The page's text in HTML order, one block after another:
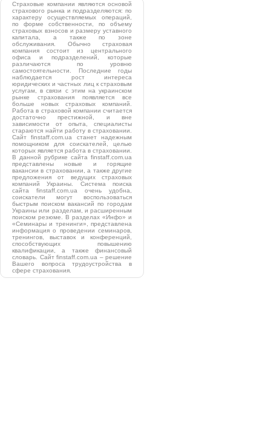
Страховые компании являются основой
страхового рынка и подразделяются: по
характеру осуществляемых операций,
по форме собственности, по объему
страховых взносов и размеру уставного
капитала, а также по зоне
обслуживания. Обычно страховая
компания состоит из центрального
офиса и подразделений, которые
различаются по уровню
самостоятельности. Последние годы
наблюдается рост интереса
юридических и частных лиц к страховым
услугам, в связи с этим на украинском
рынке страхования появляется все
больше новых страховых компаний.
Работа в страховой компании считается
достаточно престижной, и вне
зависимости от опыта, специалисты
стараются найти работу в страховании.
Сайт finstaff.com.ua станет надежным
помощником для соискателей, целью
которых является работа в страховании.
В данной рубрике сайта finstaff.com.ua
представлены новые и горящие
вакансии в страховании, а также другие
предложения от ведущих страховых
компаний Украины. Система поиска
сайта finstaff.com.ua очень удобна,
соискатели могут воспользоваться
быстрым поиском вакансий по городам
Украины или разделам, и расширенным
поиском резюме. В разделах «Инфо» и
«Семинары и тренинги», представлена
информация о проведении семинаров,
тренингов, выставок и конференций,
способствующих повышению
квалификации, а также финансовый
словарь. Сайт finstaff.com.ua – решение
Вашего вопроса трудоустройства в
сфере страхования.